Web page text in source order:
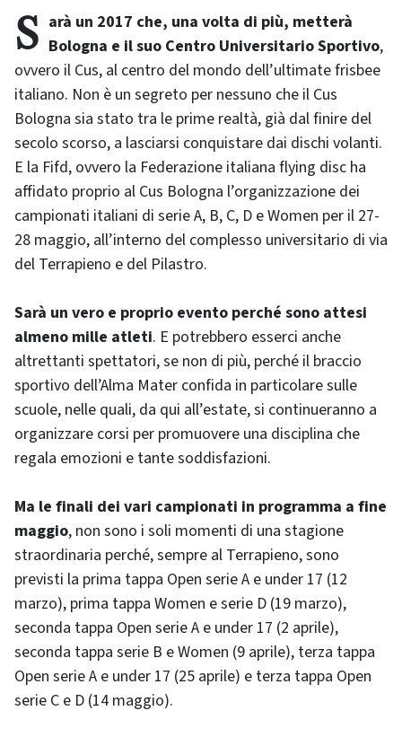
Sarà un 2017 che, una volta di più, metterà Bologna e il suo Centro Universitario Sportivo,
ovvero il Cus, al centro del mondo dell’ultimate frisbee
italiano. Non è un segreto per nessuno che il Cus
Bologna sia stato tra le prime realtà, già dal finire del
secolo scorso, a lasciarsi conquistare dai dischi volanti.
E la Fifd, ovvero la Federazione italiana flying disc ha
affidato proprio al Cus Bologna l’organizzazione dei
campionati italiani di serie A, B, C, D e Women per il 27-
28 maggio, all’interno del complesso universitario di via
del Terrapieno e del Pilastro.
Sarà un vero e proprio evento perché sono attesi
almeno mille atleti. E potrebbero esserci anche
altrettanti spettatori, se non di più, perché il braccio
sportivo dell’Alma Mater confida in particolare sulle
scuole, nelle quali, da qui all’estate, si continueranno a
organizzare corsi per promuovere una disciplina che
regala emozioni e tante soddisfazioni.
Ma le finali dei vari campionati in programma a fine
maggio, non sono i soli momenti di una stagione
straordinaria perché, sempre al Terrapieno, sono
previsti la prima tappa Open serie A e under 17 (12
marzo), prima tappa Women e serie D (19 marzo),
seconda tappa Open serie A e under 17 (2 aprile),
seconda tappa serie B e Women (9 aprile), terza tappa
Open serie A e under 17 (25 aprile) e terza tappa Open
serie C e D (14 maggio).